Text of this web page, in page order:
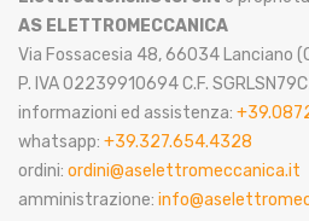
AS ELETTROMECCANICA
Via Fossacesia 48, 66034 Lanciano
P. IVA 02239910694 C.F.
informazioni ed assistenza:
whatsapp: +39.327.654.4328
ordini: ordini@aselettromeccanica.it
amministrazione: